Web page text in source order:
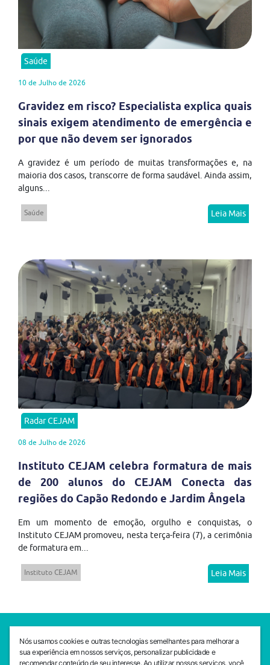
Saúde
10 de Julho de 2026
Gravidez em risco? Especialista explica quais
sinais exigem atendimento de emergência e
por que não devem ser ignorados
A gravidez é um período de muitas transformações e, na
maioria dos casos, transcorre de forma saudável. Ainda assim,
alguns...
Saúde Leia Mais
Radar CEJAM
08 de Julho de 2026
Instituto CEJAM celebra formatura de mais
de 200 alunos do CEJAM Conecta das
regiões do Capão Redondo e Jardim Ângela
Em um momento de emoção, orgulho e conquistas, o
Instituto CEJAM promoveu, nesta terça-feira (7), a cerimônia
de formatura em...
Instituto CEJAM Leia Mais
SEDE CEJAM
Av. da Liberdade, 765, Liberdade, São Paulo, 01503-001
(11) 3469 - 1818
Nós usamos cookies e outras tecnologias semelhantes para melhorar a
sua experiência em nossos serviços, personalizar publicidade e
recomendar conteúdo de seu interesse. Ao utilizar nossos serviços, você